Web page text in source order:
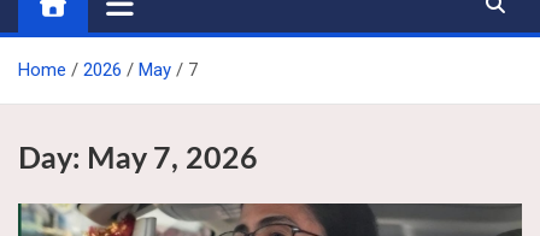
Home 2026 May 7
Day: May 7, 2026